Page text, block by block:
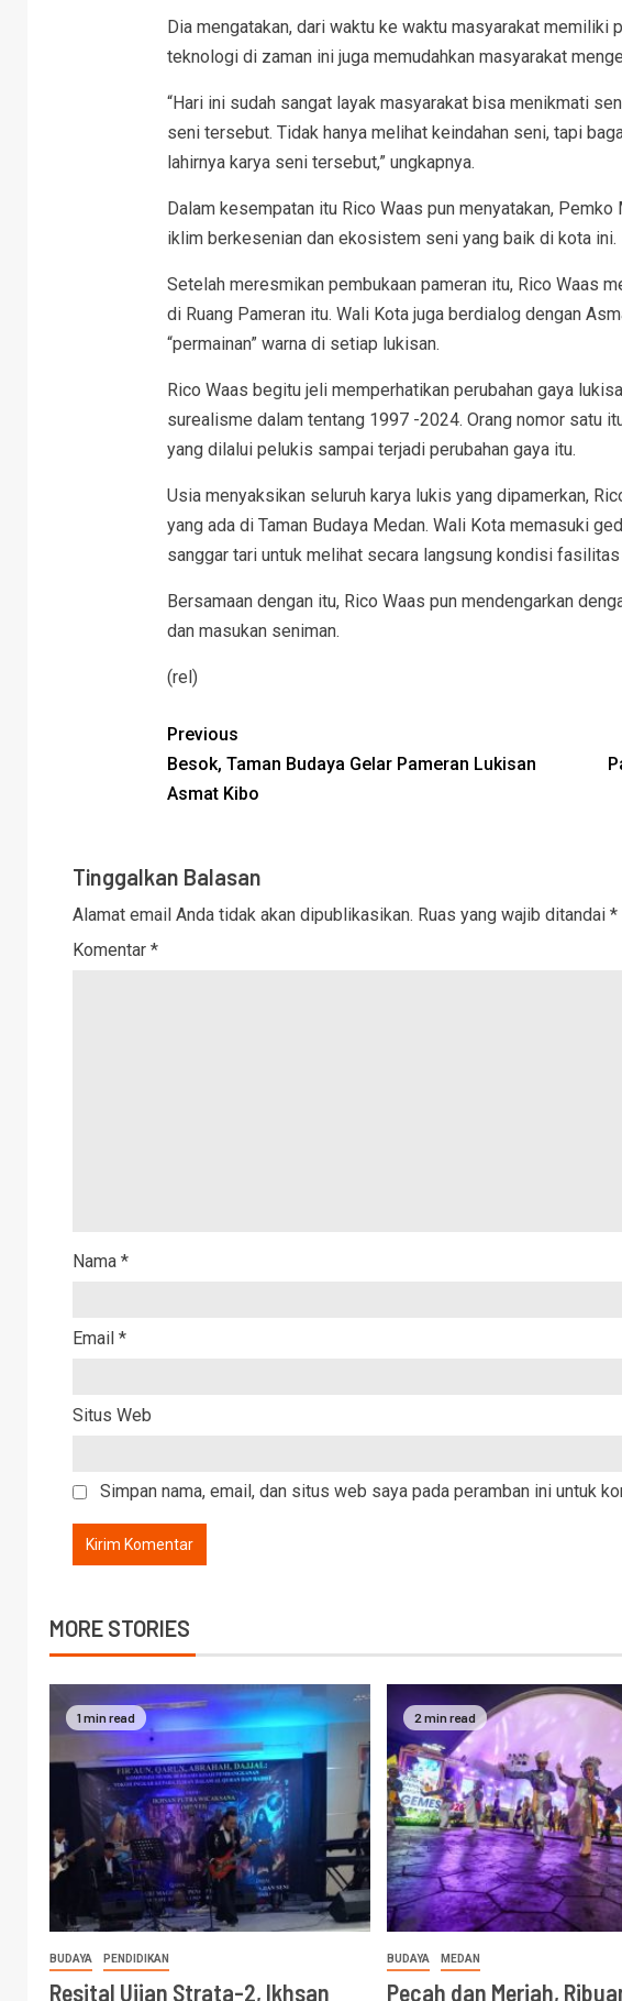
Dia mengatakan, dari waktu ke waktu masyarakat memiliki
teknologi di zaman ini juga memudahkan masyarakat
“Hari ini sudah sangat layak masyarakat bisa menikmati
seni tersebut. Tidak hanya melihat keindahan seni, tapi
lahirnya karya seni tersebut,” ungkapnya.
Dalam kesempatan itu Rico Waas pun menyatakan,
iklim berkesenian dan ekosistem seni yang baik di kota ini.
Setelah meresmikan pembukaan pameran itu, Rico Waas
di Ruang Pameran itu. Wali Kota juga berdialog dengan
“permainan” warna di setiap lukisan.
Rico Waas begitu jeli memperhatikan perubahan gaya
surealisme dalam tentang 1997 -2024. Orang nomor satu
yang dilalui pelukis sampai terjadi perubahan gaya itu.
Usia menyaksikan seluruh karya lukis yang dipamerkan,
yang ada di Taman Budaya Medan. Wali Kota memasuki
sanggar tari untuk melihat secara langsung kondisi
Bersamaan dengan itu, Rico Waas pun mendengarkan
dan masukan seniman.
(rel)
Previous
Besok, Taman Budaya Gelar Pameran Lukisan
Asmat Kibo
Tinggalkan Balasan
Alamat email Anda tidak akan dipublikasikan. Ruas yang wajib ditandai *
Komentar *
Nama *
Email *
Situs Web
Simpan nama, email, dan situs web saya pada peramban ini untuk
MORE STORIES
1 min read
BUDAYA PENDIDIKAN
Resital Ujian Strata-2, Ikhsan
2 min read
BUDAYA MEDAN
Pecah dan Meriah,